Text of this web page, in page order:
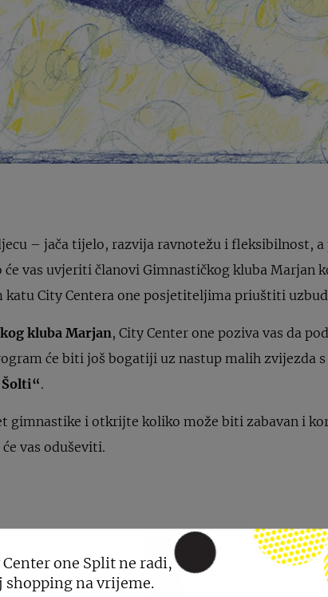
– jača tijelo, razvija ravnotežu i fleksibilnost,
vas uvjeriti članovi Gimnastičkog kluba Marjan
katu City Centera one posjetiteljima priuštiti
kluba Marjan, City Center one poziva vas da
će biti još bogatiji uz nastup malih zvijezda
.
gimnastike i otkrijte koliko može biti zabavan i
vas oduševiti.
one Split ne radi,
shopping na vrijeme.